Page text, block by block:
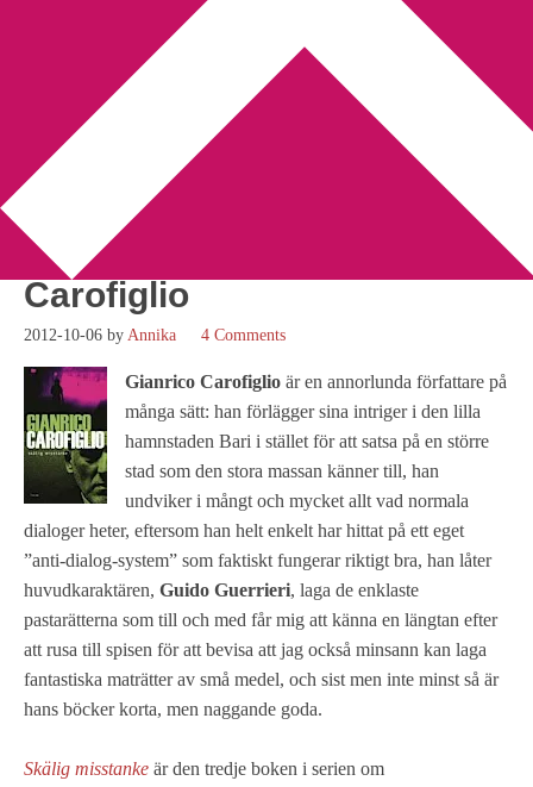
Kriminalroman Min tv-blogg
You are here: /Recension: Skälig misstanke av
Gianrico Carofiglio
Recension: Skälig
misstanke av Gianrico
Carofiglio
2012-10-06 by Annika 4 Comments
Gianrico Carofiglio är en annorlunda författare på
många sätt: han förlägger sina intriger i den lilla
hamnstaden Bari i stället för att satsa på en större
stad som den stora massan känner till, han
undviker i mångt och mycket allt vad normala
dialoger heter, eftersom han helt enkelt har hittat på ett eget
”anti-dialog-system” som faktiskt fungerar riktigt bra, han låter
huvudkaraktären, Guido Guerrieri, laga de enklaste
pastarätterna som till och med får mig att känna en längtan efter
att rusa till spisen för att bevisa att jag också minsann kan laga
fantastiska maträtter av små medel, och sist men inte minst så är
hans böcker korta, men naggande goda.
Skälig misstanke är den tredje boken i serien om